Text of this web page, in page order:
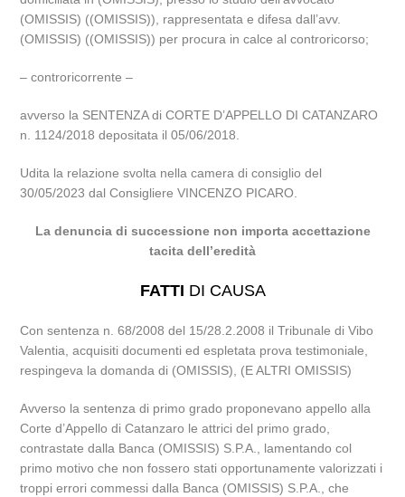
(OMISSIS) ((OMISSIS)), rappresentata e difesa dall’avv.
(OMISSIS) ((OMISSIS)) per procura in calce al controricorso;
– controricorrente –
avverso la SENTENZA di CORTE D’APPELLO DI CATANZARO
n. 1124/2018 depositata il 05/06/2018.
Udita la relazione svolta nella camera di consiglio del
30/05/2023 dal Consigliere VINCENZO PICARO.
La denuncia di successione non importa accettazione
tacita dell’eredità
FATTI DI CAUSA
Con sentenza n. 68/2008 del 15/28.2.2008 il Tribunale di Vibo
Valentia, acquisiti documenti ed espletata prova testimoniale,
respingeva la domanda di (OMISSIS), (E ALTRI OMISSIS)
Avverso la sentenza di primo grado proponevano appello alla
Corte d’Appello di Catanzaro le attrici del primo grado,
contrastate dalla Banca (OMISSIS) S.P.A., lamentando col
primo motivo che non fossero stati opportunamente valorizzati i
troppi errori commessi dalla Banca (OMISSIS) S.P.A., che